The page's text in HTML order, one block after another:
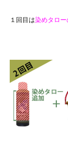
１回目は染めタロ